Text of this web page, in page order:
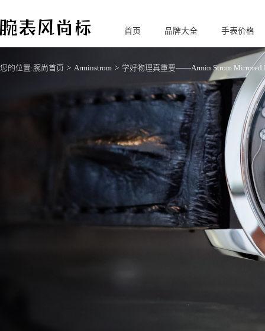
腕
表风尚标
首页 品牌大全 手表价格
您的位置:腕尚首页 Arminstrom 学好物理真重要——Armin Strom Mirrored